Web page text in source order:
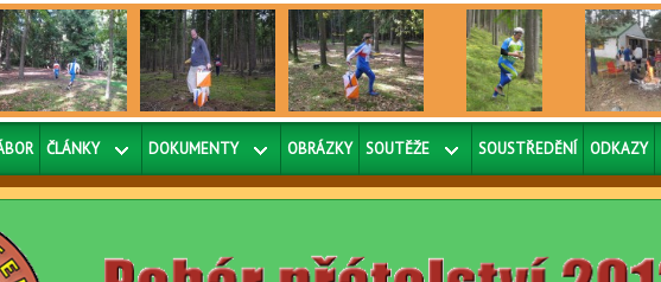
ČLÁNKY DOKUMENTY OBRÁZKY SOUTĚŽE SOUSTŘEDĚNÍ ODKAZY